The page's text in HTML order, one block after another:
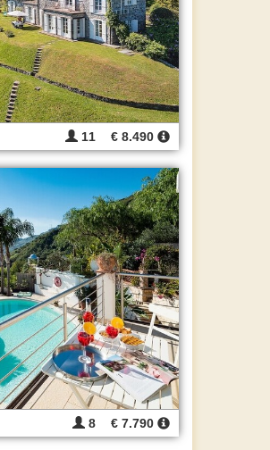
11 € 8.490
8 € 7.790